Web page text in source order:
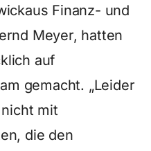
Finanz- und
Meyer, hatten
auf
gemacht. „Leider
mit
die den